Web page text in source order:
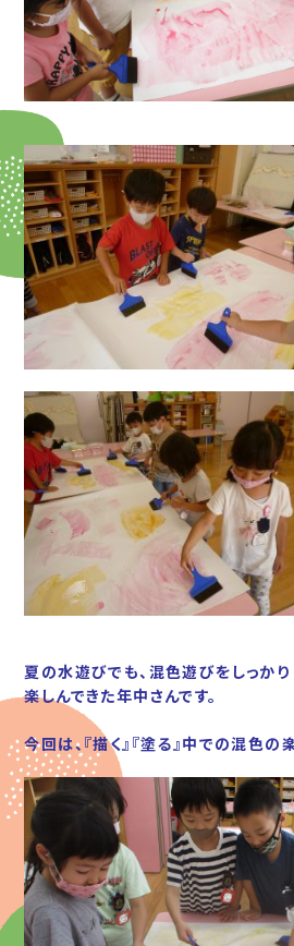
夏の水遊びでも、混色遊びをしっかり
楽しんできた年中さんです。
今回は、『描く』『塗る』中での混色